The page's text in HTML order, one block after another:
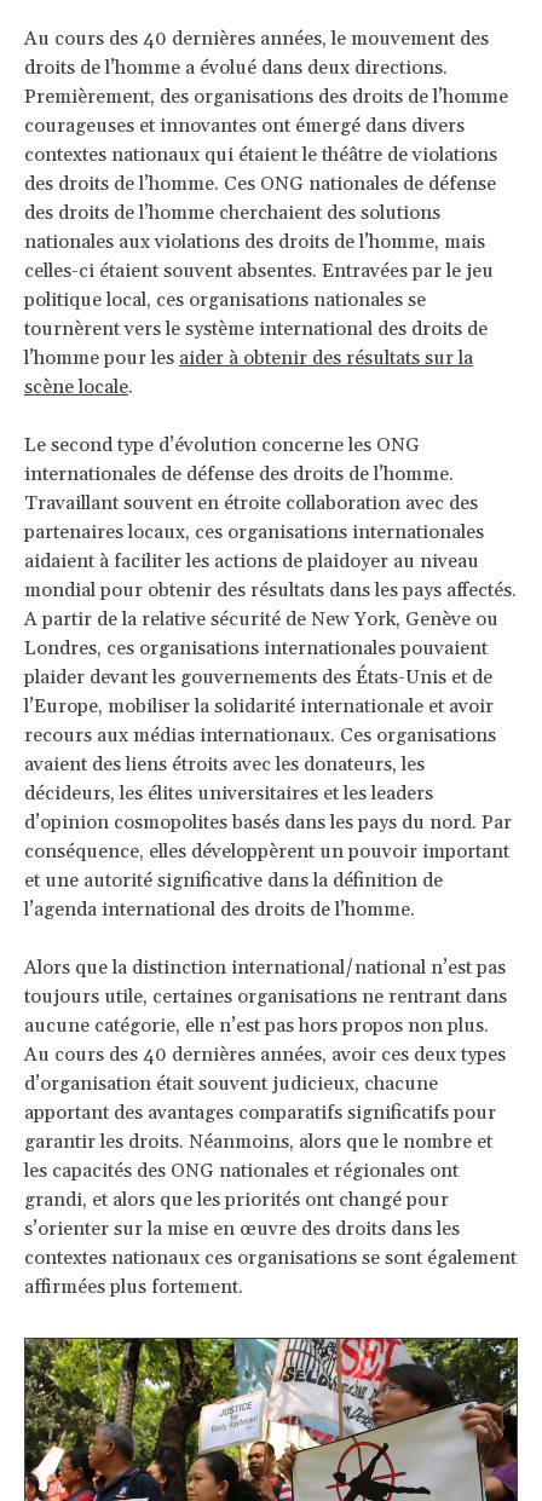
Au cours des 40 dernières années, le mouvement des
droits de l’homme a évolué dans deux directions.
Premièrement, des organisations des droits de l’homme
courageuses et innovantes ont émergé dans divers
contextes nationaux qui étaient le théâtre de violations
des droits de l’homme. Ces ONG nationales de défense
des droits de l’homme cherchaient des solutions
nationales aux violations des droits de l’homme, mais
celles-ci étaient souvent absentes. Entravées par le jeu
politique local, ces organisations nationales se
tournèrent vers le système international des droits de
l’homme pour les aider à obtenir des résultats sur la
scène locale.
Le second type d’évolution concerne les ONG
internationales de défense des droits de l’homme.
Travaillant souvent en étroite collaboration avec des
partenaires locaux, ces organisations internationales
aidaient à faciliter les actions de plaidoyer au niveau
mondial pour obtenir des résultats dans les pays affectés.
A partir de la relative sécurité de New York, Genève ou
Londres, ces organisations internationales pouvaient
plaider devant les gouvernements des États-Unis et de
l’Europe, mobiliser la solidarité internationale et avoir
recours aux médias internationaux. Ces organisations
avaient des liens étroits avec les donateurs, les
décideurs, les élites universitaires et les leaders
d’opinion cosmopolites basés dans les pays du nord. Par
conséquence, elles développèrent un pouvoir important
et une autorité significative dans la définition de
l’agenda international des droits de l’homme.
Alors que la distinction international/national n’est pas
toujours utile, certaines organisations ne rentrant dans
aucune catégorie, elle n’est pas hors propos non plus.
Au cours des 40 dernières années, avoir ces deux types
d’organisation était souvent judicieux, chacune
apportant des avantages comparatifs significatifs pour
garantir les droits. Néanmoins, alors que le nombre et
les capacités des ONG nationales et régionales ont
grandi, et alors que les priorités ont changé pour
s’orienter sur la mise en œuvre des droits dans les
contextes nationaux ces organisations se sont également
affirmées plus fortement.